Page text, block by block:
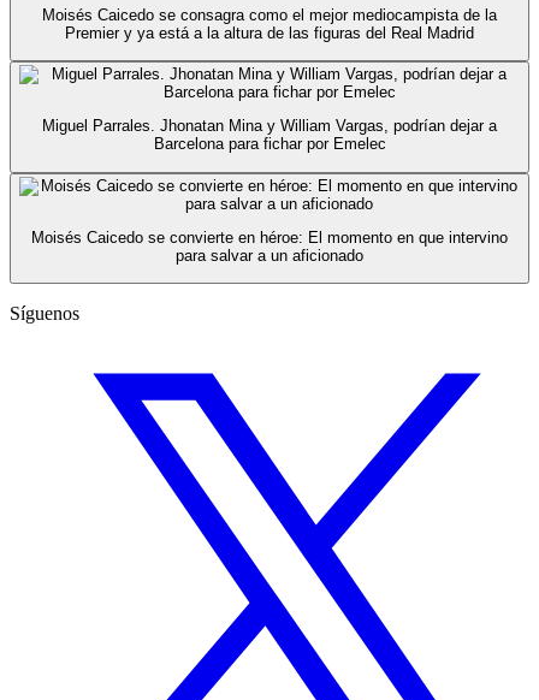
Moisés Caicedo se consagra como el mejor mediocampista de la
Premier y ya está a la altura de las figuras del Real Madrid
Miguel Parrales. Jhonatan Mina y William Vargas, podrían dejar a
Barcelona para fichar por Emelec
Moisés Caicedo se convierte en héroe: El momento en que intervino
para salvar a un aficionado
Síguenos